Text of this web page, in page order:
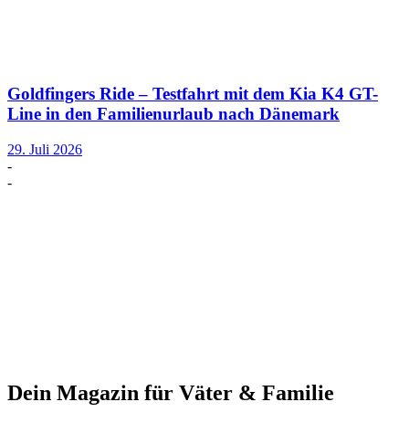
Goldfingers Ride – Testfahrt mit dem Kia K4 GT-
Line in den Familienurlaub nach Dänemark
29. Juli 2026
-
-
Dein Magazin für Väter & Familie